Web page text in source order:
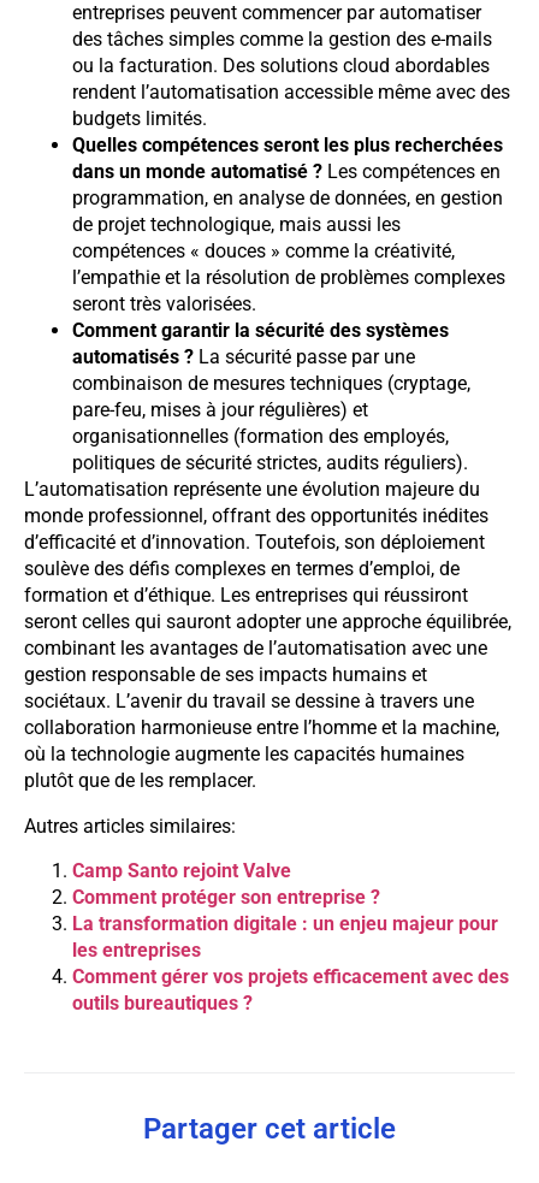
entreprises peuvent commencer par automatiser
des tâches simples comme la gestion des e-mails
ou la facturation. Des solutions cloud abordables
rendent l’automatisation accessible même avec des
budgets limités.
Quelles compétences seront les plus recherchées
dans un monde automatisé ? Les compétences en
programmation, en analyse de données, en gestion
de projet technologique, mais aussi les
compétences « douces » comme la créativité,
l’empathie et la résolution de problèmes complexes
seront très valorisées.
Comment garantir la sécurité des systèmes
automatisés ? La sécurité passe par une
combinaison de mesures techniques (cryptage,
pare-feu, mises à jour régulières) et
organisationnelles (formation des employés,
politiques de sécurité strictes, audits réguliers).
L’automatisation représente une évolution majeure du
monde professionnel, offrant des opportunités inédites
d’efficacité et d’innovation. Toutefois, son déploiement
soulève des défis complexes en termes d’emploi, de
formation et d’éthique. Les entreprises qui réussiront
seront celles qui sauront adopter une approche équilibrée,
combinant les avantages de l’automatisation avec une
gestion responsable de ses impacts humains et
sociétaux. L’avenir du travail se dessine à travers une
collaboration harmonieuse entre l’homme et la machine,
où la technologie augmente les capacités humaines
plutôt que de les remplacer.
Autres articles similaires:
Camp Santo rejoint Valve
Comment protéger son entreprise ?
La transformation digitale : un enjeu majeur pour
les entreprises
Comment gérer vos projets efficacement avec des
outils bureautiques ?
Partager cet article